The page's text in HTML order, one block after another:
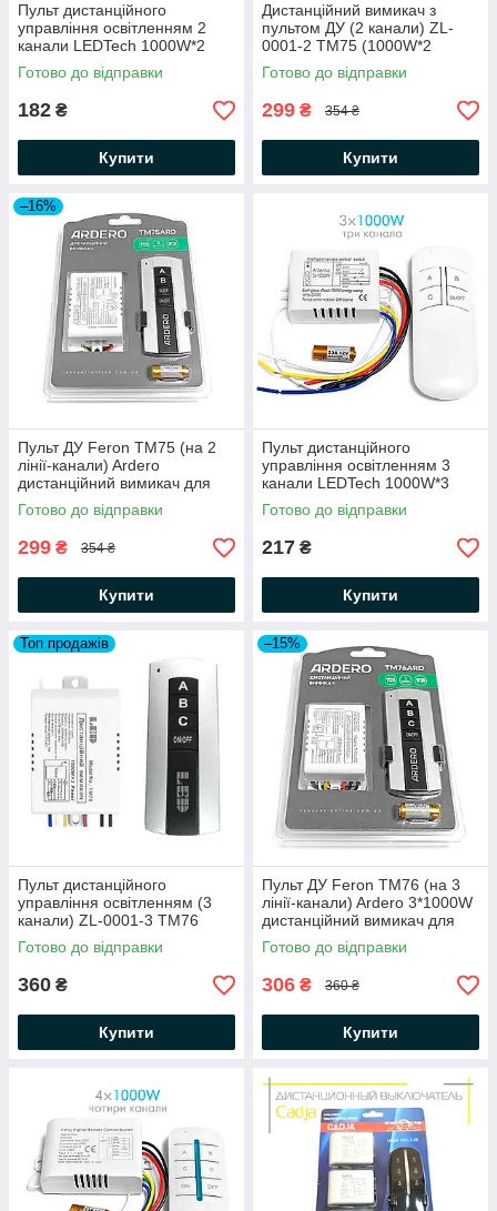
Пульт дистанційного
управління освітленням 2
канали LEDTech 1000W*2
Power 220В для люстр
Готово до відправки
182 ₴
Купити
Дистанційний вимикач з
пультом ДУ (2 канали) ZL-
0001-2 ТМ75 (1000W*2
Power) для люстр
Готово до відправки
299 ₴ 354 ₴
Купити
–16%
Пульт ДУ Feron TM75 (на 2
лінії-канали) Ardero
дистанційний вимикач для
люстр (1000W*2 Power)
Готово до відправки
299 ₴ 354 ₴
Купити
Пульт дистанційного
управління освітленням 3
канали LEDTech 1000W*3
Power 220В для люстр
Готово до відправки
217 ₴
Купити
Топ продажів
Пульт дистанційного
управління освітленням (3
канали) ZL-0001-3 ТМ76
(1000W*3 Power) для люстр
Готово до відправки
360 ₴
Купити
–15%
Пульт ДУ Feron TM76 (на 3
лінії-канали) Ardero 3*1000W
дистанційний вимикач для
люстр
Готово до відправки
306 ₴ 360 ₴
Купити